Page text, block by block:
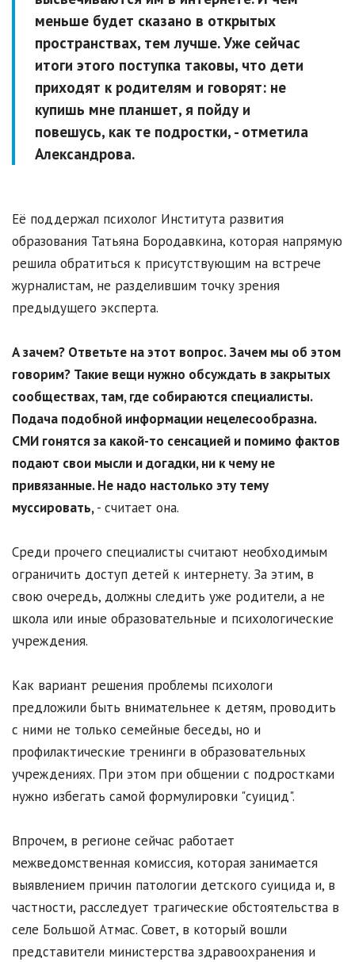
меньше будет сказано в открытых
пространствах, тем лучше. Уже сейчас
итоги этого поступка таковы, что дети
приходят к родителям и говорят: не
купишь мне планшет, я пойду и
повешусь, как те подростки, - отметила
Александрова.
Её поддержал психолог Института развития
образования Татьяна Бородавкина, которая напрямую
решила обратиться к присутствующим на встрече
журналистам, не разделившим точку зрения
предыдущего эксперта.
А зачем? Ответьте на этот вопрос. Зачем мы об этом
говорим? Такие вещи нужно обсуждать в закрытых
сообществах, там, где собираются специалисты.
Подача подобной информации нецелесообразна.
СМИ гонятся за какой-то сенсацией и помимо фактов
подают свои мысли и догадки, ни к чему не
привязанные. Не надо настолько эту тему
муссировать,- считает она.
Среди прочего специалисты считают необходимым
ограничить доступ детей к интернету. За этим, в
свою очередь, должны следить уже родители, а не
школа или иные образовательные и психологические
учреждения.
Как вариант решения проблемы психологи
предложили быть внимательнее к детям, проводить
с ними не только семейные беседы, но и
профилактические тренинги в образовательных
учреждениях. При этом при общении с подростками
нужно избегать самой формулировки "суицид".
Впрочем, в регионе сейчас работает
межведомственная комиссия, которая занимается
выявлением причин патологии детского суицида и, в
частности, расследует трагические обстоятельства в
селе Большой Атмас. Совет, в который вошли
представители министерства здравоохранения и